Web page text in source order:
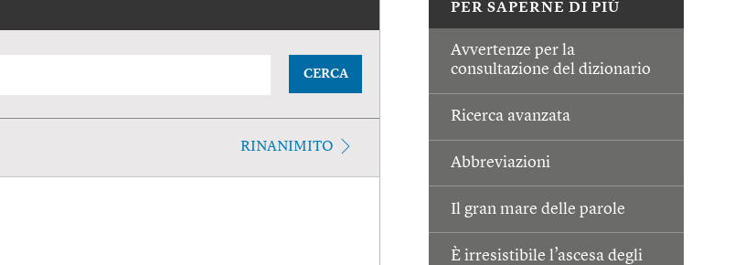
PER SAPERNE DI PIÙ
Avvertenze per la
consultazione del dizionario
Ricerca avanzata
Abbreviazioni
Il gran mare delle parole
È irresistibile l’ascesa degli
CERCA
RINANIMITO